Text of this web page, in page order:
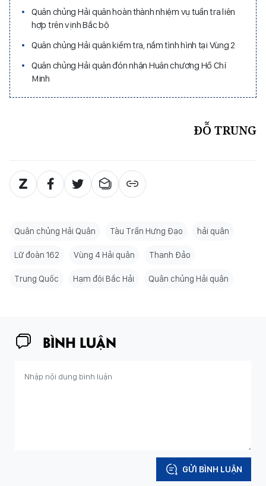
Quân chủng Hải quân hoàn thành nhiệm vụ tuần tra liên
hợp trên vịnh Bắc bộ
Quân chủng Hải quân kiểm tra, nắm tình hình tại Vùng 2
Quân chủng Hải quân đón nhận Huân chương Hồ Chí
Minh
ĐỖ TRUNG
Quân chủng Hải Quân Tàu Trần Hưng Đạo hải quân
Lữ đoàn 162 Vùng 4 Hải quân Thanh Đảo
Trung Quốc Hạm đội Bắc Hải Quân chủng Hải quân
BÌNH LUẬN
GỬI BÌNH LUẬN